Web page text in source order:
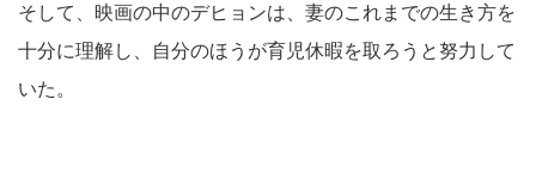
そして、映画の中のデヒョンは、妻のこれまでの生き方を
十分に理解し、自分のほうが育児休暇を取ろうと努力して
いた。